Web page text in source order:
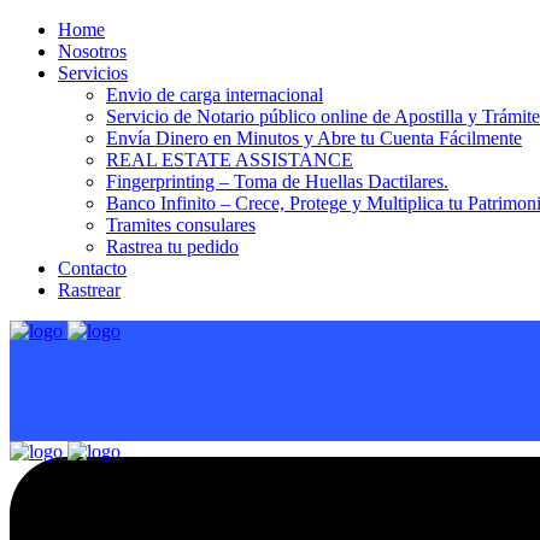
Home
Nosotros
Servicios
Envio de carga internacional
Servicio de Notario público online de Apostilla y
Envía Dinero en Minutos y Abre tu Cuenta Fácilmente
REAL ESTATE ASSISTANCE
Fingerprinting – Toma de Huellas Dactilares.
Banco Infinito – Crece, Protege y Multiplica tu
Tramites consulares
Rastrea tu pedido
Contacto
Rastrear